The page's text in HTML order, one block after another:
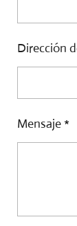
Dirección
Mensaje *